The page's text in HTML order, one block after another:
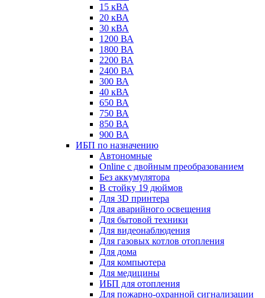
15 кВА
20 кВА
30 кВА
1200 ВА
1800 ВА
2200 ВА
2400 ВА
300 ВА
40 кВА
650 ВА
750 ВА
850 ВА
900 ВА
ИБП по назначению
Автономные
Online с двойным преобразованием
Без аккумулятора
В стойку 19 дюймов
Для 3D принтера
Для аварийного освещения
Для бытовой техники
Для видеонаблюдения
Для газовых котлов отопления
Для дома
Для компьютера
Для медицины
ИБП для отопления
Для пожарно-охранной сигнализации